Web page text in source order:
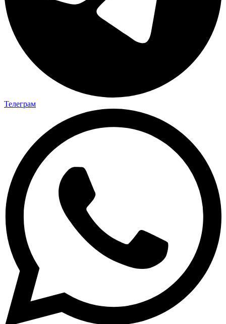
Телеграм